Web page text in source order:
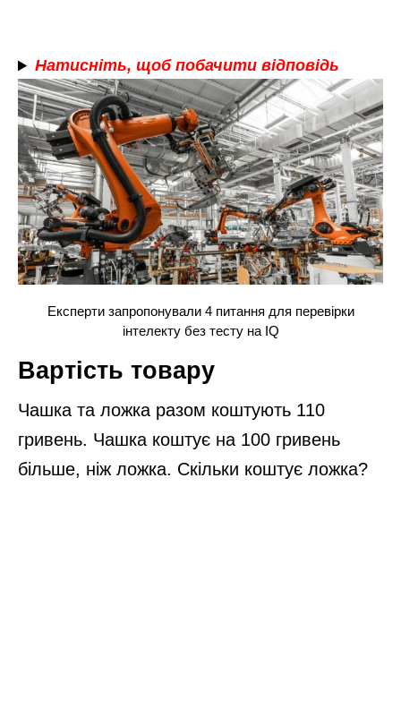
Натисніть, щоб побачити відповідь
Експерти запропонували 4 питання для перевірки
інтелекту без тесту на IQ
Вартість товару
Чашка та ложка разом коштують 110
гривень. Чашка коштує на 100 гривень
більше, ніж ложка. Скільки коштує ложка?